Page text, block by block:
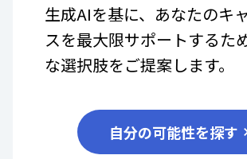
生成AIを基に、あなたのキ
スを最大限サポートするた
な選択肢をご提案します。
自分の可能性を探す